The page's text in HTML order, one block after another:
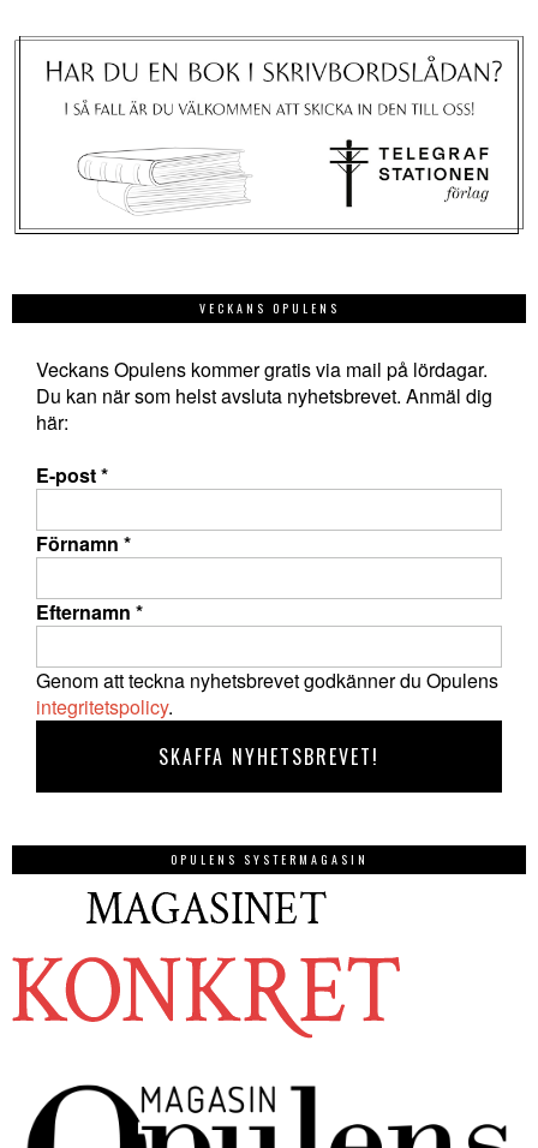
VECKANS OPULENS
Veckans Opulens kommer gratis via mail på lördagar.
Du kan när som helst avsluta nyhetsbrevet. Anmäl dig
här:
E-post*
Förnamn *
Efternamn *
Genom att teckna nyhetsbrevet godkänner du Opulens
integritetspolicy.
OPULENS SYSTERMAGASIN